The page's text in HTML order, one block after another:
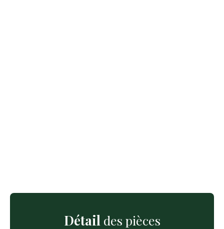
Détail des pièces